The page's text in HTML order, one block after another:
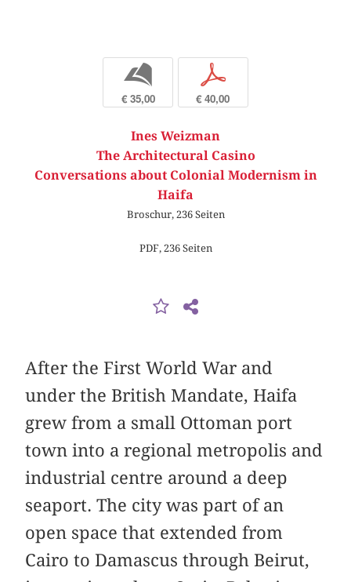
b
€ 35,00
p
€ 40,00
Ines Weizman
The Architectural Casino
Conversations about Colonial Modernism in
Haifa
Broschur, 236 Seiten
PDF, 236 Seiten
After the First World War and
under the British Mandate, Haifa
grew from a small Ottoman port
town into a regional metropolis and
industrial centre around a deep
seaport. The city was part of an
open space that extended from
Cairo to Damascus through Beirut,